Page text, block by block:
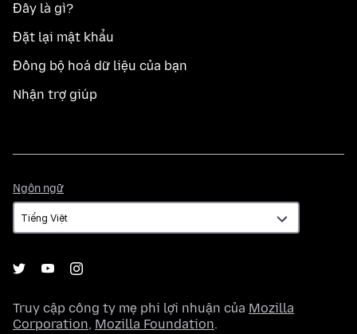
Đây là gì?
Đặt lại mật khẩu
Đồng bộ hoá dữ liệu của bạn
Nhận trợ giúp
Ngôn ngữ
ngữ
Truy cập công ty mẹ phi lợi nhuận của Mozilla
Corporation, Mozilla Foundation.